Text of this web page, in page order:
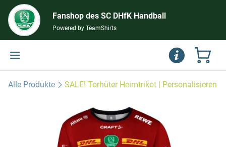
Fanshop des SC DHfK Handball
Powered by TeamShirts
Alle Produkte SALE! Torhüter Heimtrikot | Personalisieren